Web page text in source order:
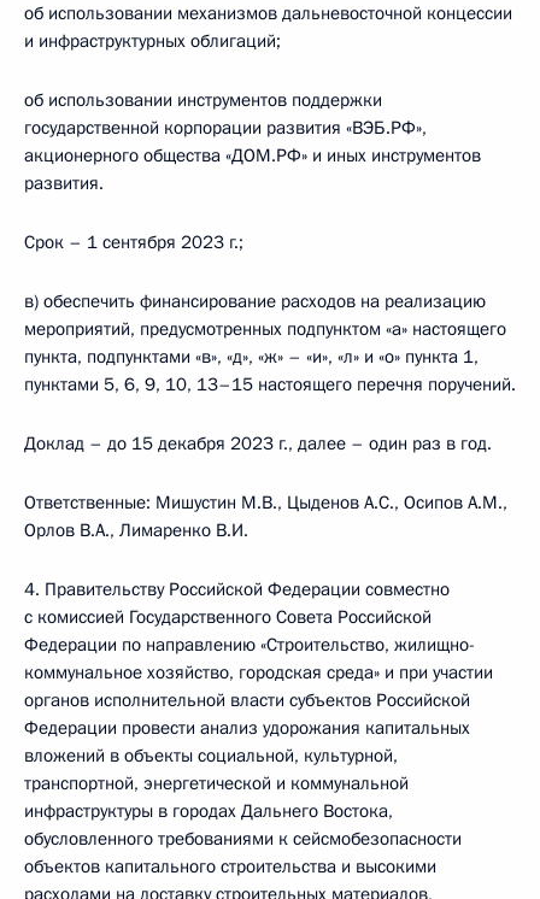
об использовании механизмов дальневосточной концессии
и инфраструктурных облигаций;
об использовании инструментов поддержки
государственной корпорации развития «ВЭБ.РФ»,
акционерного общества «ДОМ.РФ» и иных инструментов
развития.
Срок – 1 сентября 2023 г.;
в) обеспечить финансирование расходов на реализацию
мероприятий, предусмотренных подпунктом «а» настоящего
пункта, подпунктами «в», «д», «ж» – «и», «л» и «о» пункта 1,
пунктами 5, 6, 9, 10, 13–15 настоящего перечня поручений.
Доклад – до 15 декабря 2023 г., далее – один раз в год.
Ответственные: Мишустин М.В., Цыденов А.С., Осипов А.М.,
Орлов В.А., Лимаренко В.И.
4. Правительству Российской Федерации совместно
с комиссией Государственного Совета Российской
Федерации по направлению «Строительство, жилищно-
коммунальное хозяйство, городская среда» и при участии
органов исполнительной власти субъектов Российской
Федерации провести анализ удорожания капитальных
вложений в объекты социальной, культурной,
транспортной, энергетической и коммунальной
инфраструктуры в городах Дальнего Востока,
обусловленного требованиями к сейсмобезопасности
объектов капитального строительства и высокими
расходами на доставку строительных материалов,